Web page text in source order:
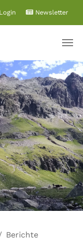
Newsletter
Berichte